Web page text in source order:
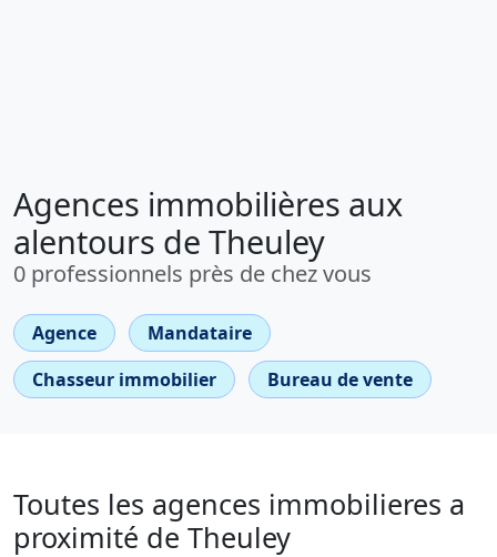
Agences immobilières aux
alentours de Theuley
0 professionnels près de chez vous
Agence
Mandataire
Chasseur immobilier
Bureau de vente
Toutes les agences immobilieres a
proximité de Theuley